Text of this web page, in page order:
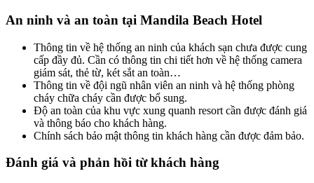
An ninh và an toàn tại Mandila Beach Hotel
Thông tin về hệ thống an ninh của khách sạn chưa được cung
cấp đầy đủ. Cần có thông tin chi tiết hơn về hệ thống camera
giám sát, thẻ từ, két sắt an toàn…
Thông tin về đội ngũ nhân viên an ninh và hệ thống phòng
cháy chữa cháy cần được bổ sung.
Độ an toàn của khu vực xung quanh resort cần được đánh giá
và thông báo cho khách hàng.
Chính sách bảo mật thông tin khách hàng cần được đảm bảo.
Đánh giá và phản hồi từ khách hàng